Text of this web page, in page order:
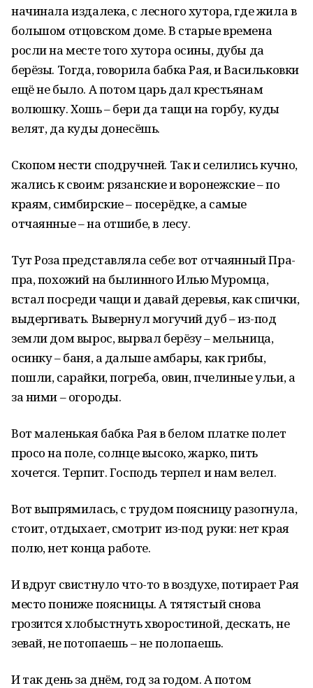
начинала издалека, с лесного хутора, где жила в
большом отцовском доме. В старые времена
росли на месте того хутора осины, дубы да
берёзы. Тогда, говорила бабка Рая, и Васильковки
ещё не было. А потом царь дал крестьянам
волюшку. Хошь – бери да тащи на горбу, куды
велят, да куды донесёшь.
Скопом нести сподручней. Так и селились кучно,
жались к своим: рязанские и воронежские – по
краям, симбирские – посерёдке, а самые
отчаянные – на отшибе, в лесу.
Тут Роза представляла себе: вот отчаянный Пра-
пра, похожий на былинного Илью Муромца,
встал посреди чащи и давай деревья, как спички,
выдергивать. Вывернул могучий дуб – из-под
земли дом вырос, вырвал берёзу – мельница,
осинку – баня, а дальше амбары, как грибы,
пошли, сарайки, погреба, овин, пчелиные ульи, а
за ними – огороды.
Вот маленькая бабка Рая в белом платке полет
просо на поле, солнце высоко, жарко, пить
хочется. Терпит. Господь терпел и нам велел.
Вот выпрямилась, с трудом поясницу разогнула,
стоит, отдыхает, смотрит из-под руки: нет края
полю, нет конца работе.
И вдруг свистнуло что-то в воздухе, потирает Рая
место пониже поясницы. А тятястый снова
грозится хлобыстнуть хворостиной, дескать, не
зевай, не потопаешь – не полопаешь.
И так день за днём, год за годом. А потом